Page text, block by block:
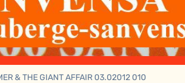
& THE GIANT AFFAIR 03.02012 010